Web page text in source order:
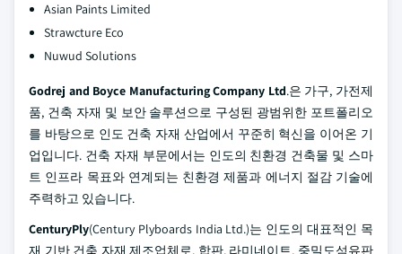
Asian Paints Limited
Strawcture Eco
Nuwud Solutions
Godrej and Boyce Manufacturing Company Ltd.은 가구, 가전제
품, 건축 자재 및 보안 솔루션으로 구성된 광범위한 포트폴리오
를 바탕으로 인도 건축 자재 산업에서 꾸준히 혁신을 이어온 기
업입니다. 건축 자재 부문에서는 인도의 친환경 건축물 및 스마
트 인프라 목표와 연계되는 친환경 제품과 에너지 절감 기술에
주력하고 있습니다.
CenturyPly(Century Plyboards India Ltd.)는 인도의 대표적인 목
재 기반 건축 자재 제조업체로, 합판, 라미네이트, 중밀도섬유판